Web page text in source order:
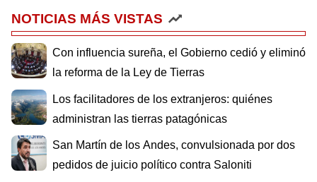
NOTICIAS MÁS VISTAS
Con influencia sureña, el Gobierno cedió y eliminó
la reforma de la Ley de Tierras
Los facilitadores de los extranjeros: quiénes
administran las tierras patagónicas
San Martín de los Andes, convulsionada por dos
pedidos de juicio político contra Saloniti